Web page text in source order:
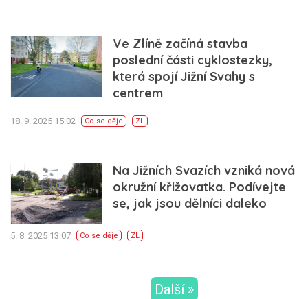
Ve Zlíně začíná stavba
poslední části cyklostezky,
která spojí Jižní Svahy s
centrem
18. 9. 2025 15:02 Co se děje ZL
Na Jižních Svazích vzniká nová
okružní křižovatka. Podívejte
se, jak jsou dělníci daleko
5. 8. 2025 13:07 Co se děje ZL
Další »